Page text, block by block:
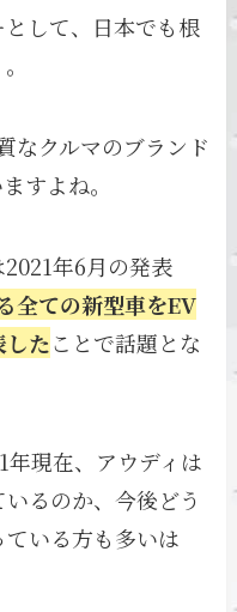
して、日本でも根
なクルマのブランド
すよね。
年6月の発表
全ての新型車をEV
たことで話題とな
年現在、アウディは
るのか、今後どう
いる方も多いは